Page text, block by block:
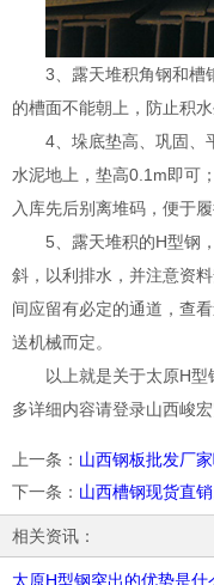
3、露天堆积角钢和槽
的槽面不能朝上，防止积水
4、垛底垫高、巩固、
水泥地上，垫高0.1m即可
入库先后别离堆码，便于
5、露天堆积的H型钢
斜，以利排水，并注意资
间应留有必定的通道，查
送机械而定。
以上就是关于太原H
多详细内容请登录山西峻
上一条 ： 山西钢板批发厂
下一条 ： 山西槽钢现货直
相关资讯：
太原H型钢突出的优势是